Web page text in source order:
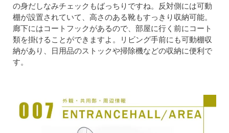
の身だしなみチェックもばっちりですね。反対側には可動
棚が設置されていて、高さのある靴もすっきり収納可能。
廊下にはコートフックがあるので、部屋に行く前にコート
類を掛けることができますよ。リビング手前にも可動棚収
納があり、日用品のストックや掃除機などの収納に便利で
す。